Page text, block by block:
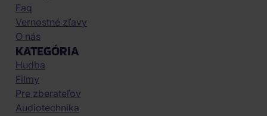
Faq
Vernostné zľavy
O nás
KATEGÓRIA
Hudba
Filmy
Pre zberateľov
Audiotechnika